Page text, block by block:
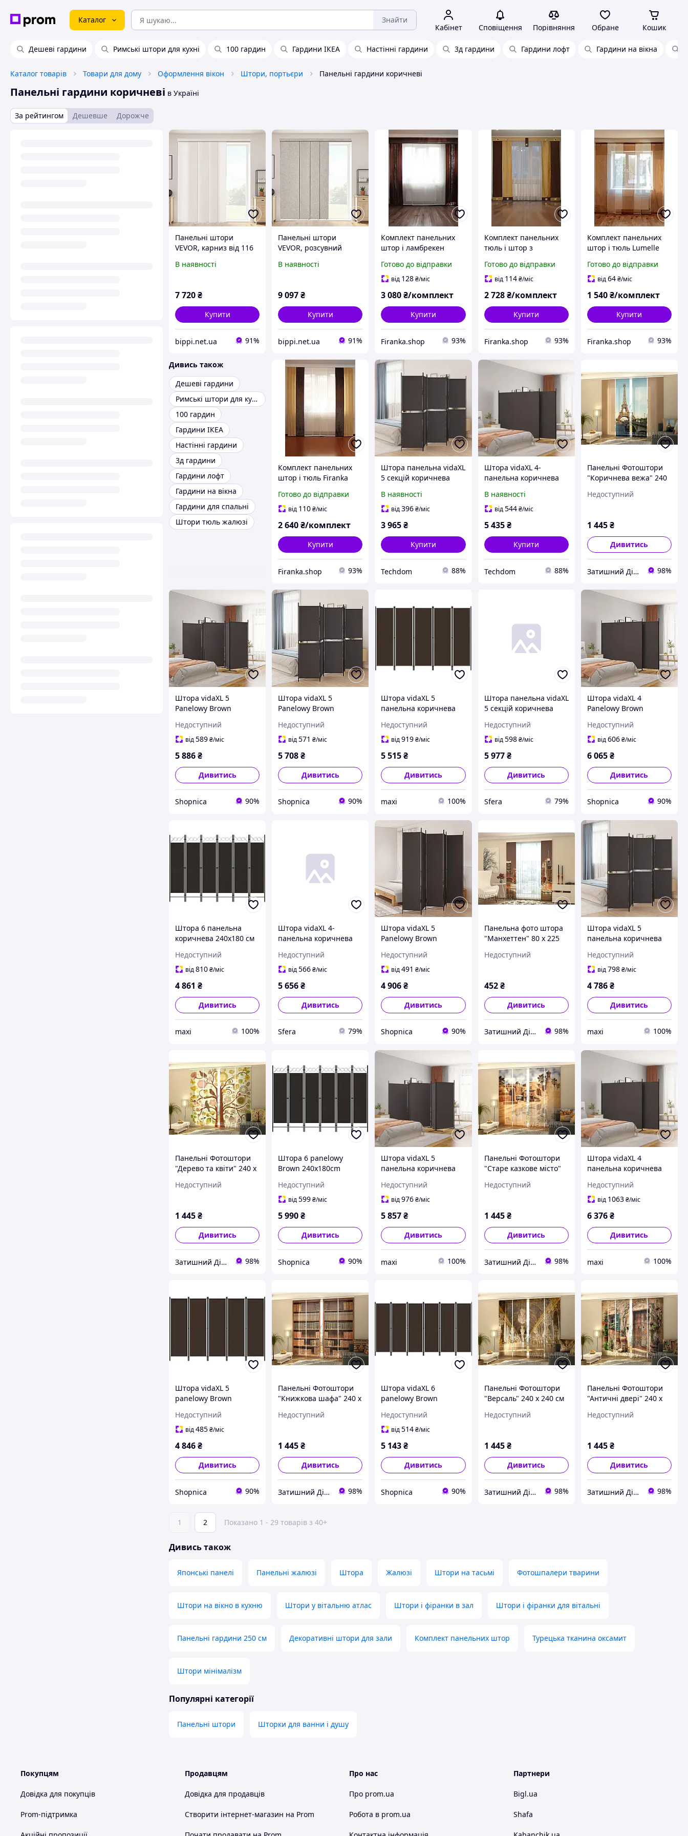
Каталог Знайти
Кабінет Сповіщення Порівняння Обране Кошик
Дешеві гардини Римські штори для кухні 100 гардин Гардини ІКЕА Настінні гардини 3д гардини Гардини лофт Гардини на вікна
Каталог товарів Товари для дому Оформлення вікон Штори, портьєри Панельні гардини коричневі
Панельні гардини коричневі в Україні
За рейтингом Дешевше Дорожче
Панельні штори
VEVOR, карниз від 116
панельні штори до 243
В наявності
7 720₴
Купити
bippi.net.ua 91%
Панельні штори
VEVOR, розсувний
218 см (ширина),
розміром, до 243 см
В наявності
9 097₴
Купити
bippi.net.ua 91%
Комплект панельних
штор і ламбрекен
карниз 300см
коричневий із
Готово до відправки
від 128₴/міс
3 080₴/комплект
Купити
Firanka.shop 93%
Комплект панельних
тюль і штор з
Firanka на карниз
2м50см коричневі та
Готово до відправки
від 114 ₴/міс
2 728 ₴/комплект
Купити
Firanka.shop 93%
Комплект панельних
штор і тюль Lumelle
коричневі з бежевим
(21_9т)
Готово до відправки
від64₴/міс
1 540₴/комплект
Купити
Firanka.shop 93%
Дивись також
Дешеві гардини
Римські штори для кухні
100 гардин
Гардини ІКЕА
Настінні гардини
3д гардини
Гардини лофт
Гардини на вікна
Гардини для спальні
Штори тюль жалюзі
Комплект панельних
штор і тюль Firanka
карниз 290см бежевий
з шоколадним (20_2т)
Готово до відправки
від 110₴/міс
2 640₴/комплект
Купити
Firanka.shop 93%
Штора панельна vidaXL
5 секцій коричнева
В наявності
від396₴/міс
3 965₴
Купити
Techdom 88%
Штора vidaXL 4-
панельна коричнева
В наявності
від544 ₴/міс
5 435 ₴
Купити
Techdom 88%
Панельні Фотоштори
"Коричнева вежа" 240
панельна штора
Недоступний
1 445₴
Дивитись
Затишний Дім - yut.in.ua - cтатуетки Veronese, декор, гобелен 98%
Штора vidaXL 5
Panelowy Brown
(350267)
Недоступний
від589₴/міс
5 886₴
Дивитись
Shopnica 90%
Штора vidaXL 5
Panelowy Brown
(350235)
Недоступний
від571 ₴/міс
5 708₴
Дивитись
Shopnica 90%
Штора vidaXL 5
панельна коричнева
Недоступний
від919₴/міс
5 515₴
Дивитись
maxi 100%
Штора панельна vidaXL
5 секцій коричнева
Недоступний
від598 ₴/міс
5 977 ₴
Дивитись
Sfera 79%
Штора vidaXL 4
Panelowy Brown
(350283)
Недоступний
від606₴/міс
6 065₴
Дивитись
Shopnica 90%
Штора 6 панельна
коричнева 240x180 см
Недоступний
від810₴/міс
4 861 ₴
Дивитись
maxi 100%
Штора vidaXL 4-
панельна коричнева
Недоступний
від566₴/міс
5 656₴
Дивитись
Sfera 79%
Штора vidaXL 5
Panelowy Brown
(350203)
Недоступний
від491 ₴/міс
4 906₴
Дивитись
Shopnica 90%
Панельна фото штора
"Манхеттен" 80 х 225
Недоступний
452 ₴
Дивитись
Затишний Дім - yut.in.ua - cтатуетки Veronese, декор, гобелен 98%
Штора vidaXL 5
панельна коричнева
(350235)
Недоступний
від798₴/міс
4 786₴
Дивитись
maxi 100%
Панельні Фотоштори
"Дерево та квіти" 240 х
панельна штора
Недоступний
1 445₴
Дивитись
Затишний Дім - yut.in.ua - cтатуетки Veronese, декор, гобелен 98%
Штора 6 panelowy
Brown 240x180cm
Недоступний
від599₴/міс
5 990₴
Дивитись
Shopnica 90%
Штора vidaXL 5
панельна коричнева
(350267)
Недоступний
від976₴/міс
5 857₴
Дивитись
maxi 100%
Панельні Фотоштори
"Старе казкове місто"
штори панельна
Недоступний
1 445 ₴
Дивитись
Затишний Дім - yut.in.ua - cтатуетки Veronese, декор, гобелен 98%
Штора vidaXL 4
панельна коричнева
(350283)
Недоступний
від 1063₴/міс
6 376₴
Дивитись
maxi 100%
Штора vidaXL 5
panelowy Brown
Недоступний
від485₴/міс
4 846₴
Дивитись
Shopnica 90%
Панельні Фотоштори
"Книжкова шафа" 240 х
панельна штора
Недоступний
1 445₴
Дивитись
Затишний Дім - yut.in.ua - cтатуетки Veronese, декор, гобелен 98%
Штора vidaXL 6
panelowy Brown
Недоступний
від514₴/міс
5 143₴
Дивитись
Shopnica 90%
Панельні Фотоштори
"Версаль" 240 х 240 см
штора штори
Недоступний
1 445 ₴
Дивитись
Затишний Дім - yut.in.ua - cтатуетки Veronese, декор, гобелен 98%
Панельні Фотоштори
"Античні двері" 240 х
панельна штора
Недоступний
1 445₴
Дивитись
Затишний Дім - yut.in.ua - cтатуетки Veronese, декор, гобелен 98%
1 2 Показано 1 - 29 товарів з 40+
Дивись також
Японські панелі Панельні жалюзі Штора Жалюзі Штори на тасьмі Фотошпалери тварини
Штори на вікно в кухню Штори у вітальню атлас Штори і фіранки в зал Штори і фіранки для вітальні
Панельні гардини 250 см Декоративні штори для зали Комплект панельних штор Турецька тканина оксамит
Штори мінімалізм
Популярні категорії
Панельні штори Шторки для ванни і душу
Покупцям
Довідка для покупців
Prom-підтримка
Продавцям
Довідка для продавців
Створити інтернет-магазин на Prom
Про нас
Про prom.ua
Робота в prom.ua
Партнери
Bigl.ua
Shafa